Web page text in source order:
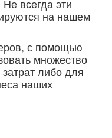
всегда эти
на нашем
с помощью
множество
либо для
наших